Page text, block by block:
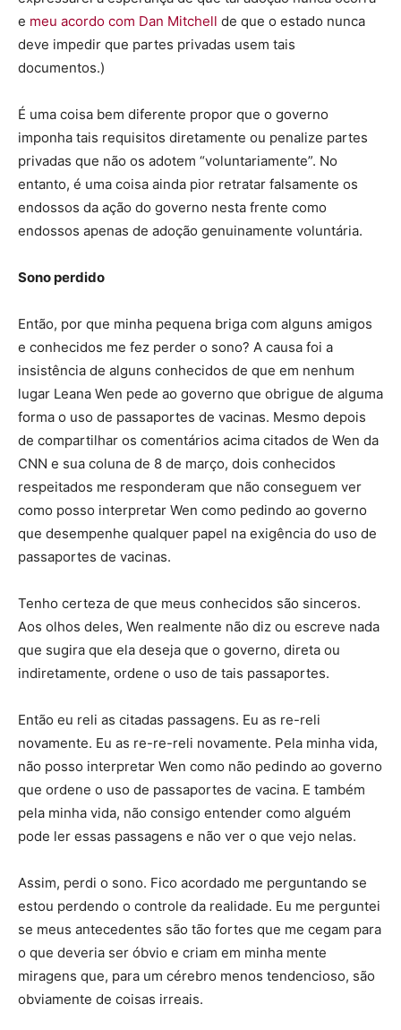
e meu acordo com Dan Mitchell de que o estado nunca
deve impedir que partes privadas usem tais
documentos.)
É uma coisa bem diferente propor que o governo
imponha tais requisitos diretamente ou penalize partes
privadas que não os adotem “voluntariamente”. No
entanto, é uma coisa ainda pior retratar falsamente os
endossos da ação do governo nesta frente como
endossos apenas de adoção genuinamente voluntária.
Sono perdido
Então, por que minha pequena briga com alguns amigos
e conhecidos me fez perder o sono? A causa foi a
insistência de alguns conhecidos de que em nenhum
lugar Leana Wen pede ao governo que obrigue de alguma
forma o uso de passaportes de vacinas. Mesmo depois
de compartilhar os comentários acima citados de Wen da
CNN e sua coluna de 8 de março, dois conhecidos
respeitados me responderam que não conseguem ver
como posso interpretar Wen como pedindo ao governo
que desempenhe qualquer papel na exigência do uso de
passaportes de vacinas.
Tenho certeza de que meus conhecidos são sinceros.
Aos olhos deles, Wen realmente não diz ou escreve nada
que sugira que ela deseja que o governo, direta ou
indiretamente, ordene o uso de tais passaportes.
Então eu reli as citadas passagens. Eu as re-reli
novamente. Eu as re-re-reli novamente. Pela minha vida,
não posso interpretar Wen como não pedindo ao governo
que ordene o uso de passaportes de vacina. E também
pela minha vida, não consigo entender como alguém
pode ler essas passagens e não ver o que vejo nelas.
Assim, perdi o sono. Fico acordado me perguntando se
estou perdendo o controle da realidade. Eu me perguntei
se meus antecedentes são tão fortes que me cegam para
o que deveria ser óbvio e criam em minha mente
miragens que, para um cérebro menos tendencioso, são
obviamente de coisas irreais.